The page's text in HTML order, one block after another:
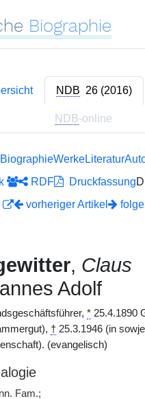
Biographie
NDB 26 (2016)
NDB-online
BiographieWerkeLiteratur
RDF Druckfassung
vorheriger Artikel
, Claus
Adolf
* 25.4.1890
† 25.3.1946 (in
(evangelisch)
Fam.;